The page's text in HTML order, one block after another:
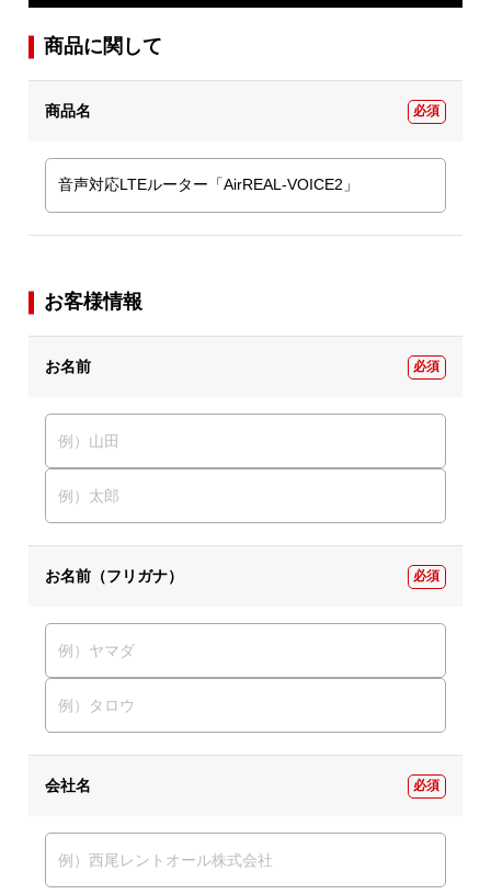
商品に関して
商品名 必須
お客様情報
お名前 必須
お名前（フリガナ） 必須
会社名 必須